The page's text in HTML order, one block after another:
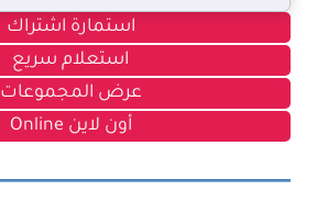
استمارة اشتراك
استعلام سريع
عرض المجموعات
أون لاين Online